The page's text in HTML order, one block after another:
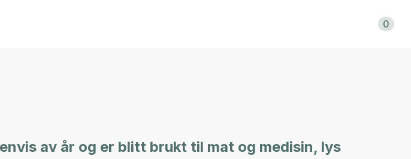
0
av år og er blitt brukt til mat og medisin, lys